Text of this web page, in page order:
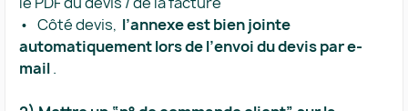
• Côté devis, ​ l’annexe est bien jointe
automatiquement lors de l’envoi du devis par e-
mail​ .